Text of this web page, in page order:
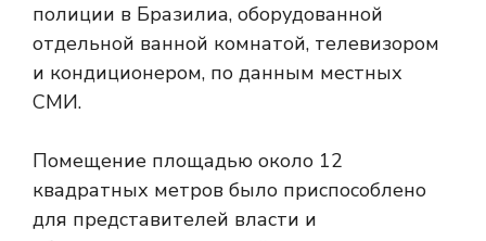
полиции в Бразилиа, оборудованной
отдельной ванной комнатой, телевизором
и кондиционером, по данным местных
СМИ.
Помещение площадью около 12
квадратных метров было приспособлено
для представителей власти и